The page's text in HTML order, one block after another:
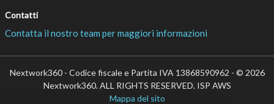
Contatti
Contatta il nostro team per maggiori informazioni
Nextwork360 - Codice fiscale e Partita IVA 13868590962 - © 2026
Nextwork360. ALL RIGHTS RESERVED. ISP AWS
Mappa del sito